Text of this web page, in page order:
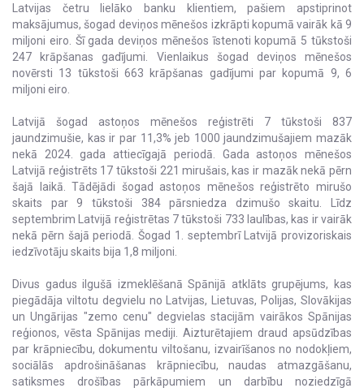
Latvijas četru lielāko banku klientiem, pašiem apstiprinot
maksājumus, šogad deviņos mēnešos izkrāpti kopumā vairāk kā 9
miljoni eiro. Šī gada deviņos mēnešos īstenoti kopumā 5 tūkstoši
247 krāpšanas gadījumi. Vienlaikus šogad deviņos mēnešos
novērsti 13 tūkstoši 663 krāpšanas gadījumi par kopumā 9, 6
miljoni eiro.
Latvijā šogad astoņos mēnešos reģistrēti 7 tūkstoši 837
jaundzimušie, kas ir par 11,3% jeb 1000 jaundzimušajiem mazāk
nekā 2024. gada attiecīgajā periodā. Gada astoņos mēnešos
Latvijā reģistrēts 17 tūkstoši 221 mirušais, kas ir mazāk nekā pērn
šajā laikā. Tādējādi šogad astoņos mēnešos reģistrēto mirušo
skaits par 9 tūkstoši 384 pārsniedza dzimušo skaitu. Līdz
septembrim Latvijā reģistrētas 7 tūkstoši 733 laulības, kas ir vairāk
nekā pērn šajā periodā. Šogad 1. septembrī Latvijā provizoriskais
iedzīvotāju skaits bija 1,8 miljoni.
Divus gadus ilgušā izmeklēšanā Spānijā atklāts grupējums, kas
piegādāja viltotu degvielu no Latvijas, Lietuvas, Polijas, Slovākijas
un Ungārijas "zemo cenu" degvielas stacijām vairākos Spānijas
reģionos, vēsta Spānijas mediji. Aizturētajiem draud apsūdzības
par krāpniecību, dokumentu viltošanu, izvairīšanos no nodokļiem,
sociālās apdrošināšanas krāpniecību, naudas atmazgāšanu,
satiksmes drošības pārkāpumiem un darbību noziedzīgā